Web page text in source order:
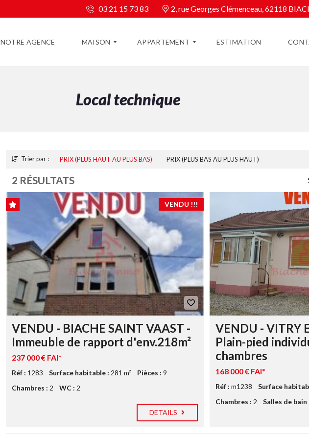
03 21 15 73 83 2, rue Georges Clémenceau, 62118
NOTRE AGENCE MAISON
M
A
E
E
M
A
N
À
O
U
E
R
APPARTEMENT
A
P
E
V
N
D
E
A
P
T
E
M
À
U
ESTIMATION
Local technique
Trier par : PRIX (PLUS HAUT AU PLUS BAS) PRIX (PLUS BAS AU PLUS HAUT)
2 RÉSULTATS
VENDU !!!
VENDU - BIACHE SAINT VAAST -
Immeuble de rapport d'env.218m²
237 000 € FAI*
Réf : 1283 Surface habitable : 281 m² Pièces : 9
Chambres : 2 WC : 2
DETAILS
VENDU - VITRY
Plain-pied
chambres
168 000 € FAI*
Réf : m1238 Surface
Chambres : 2 Salles de bain